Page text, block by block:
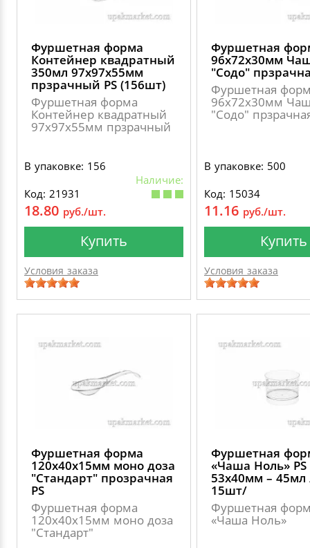
Фуршетная форма
Контейнер квадратный
350мл 97х97х55мм
прзрачный PS (156шт)
Фуршетная форма
Контейнер квадратный
97х97х55мм прзрачный
В упаковке: 156
Наличие:
Код: 21931
18.80 руб./шт.
Купить
Условия заказа
Фуршетная
96х72х30мм
"Содо"
Фуршетная
96х72х30мм
"Содо"
В упаковке: 500
Код: 15034
11.16 руб./шт.
Купить
Условия заказа
Фуршетная форма
120х40х15мм моно доза
"Стандарт" прозрачная
PS
Фуршетная форма
120х40х15мм моно доза
"Стандарт"
Фуршетная
«Чаша Ноль» PS
53х40мм – 45мл
15шт/
Фуршетная
«Чаша Ноль»